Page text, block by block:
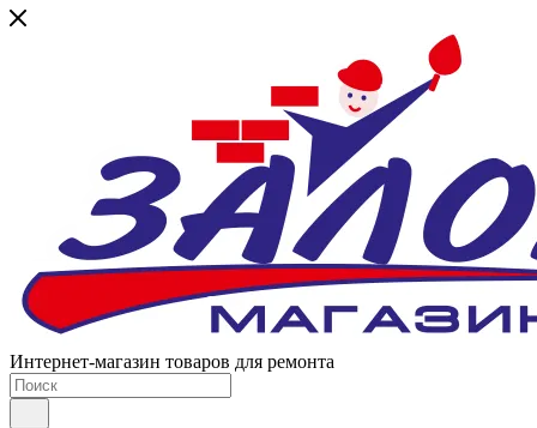
Интернет-магазин товаров для ремонта